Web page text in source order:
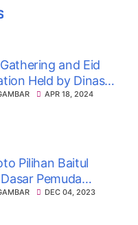
and Eid
Held by Dinas
dan Kearsipan
APR 18, 2024
Pilihan Baitul
Pemuda
Kabupaten
DEC 04, 2023